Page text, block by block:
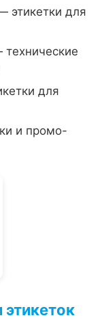
этикетки для
для
и промо-